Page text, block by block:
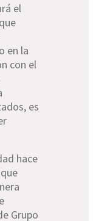
el
en la
con el
es
hace
Grupo